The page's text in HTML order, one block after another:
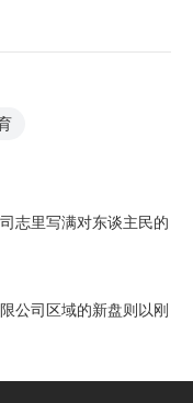
志里写满对东谈主民的
公司区域的新盘则以刚